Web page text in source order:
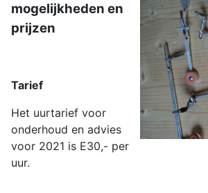
mogelijkheden en
prijzen
Tarief
Het uurtarief voor
onderhoud en advies
voor 2021 is E30,- per
uur.